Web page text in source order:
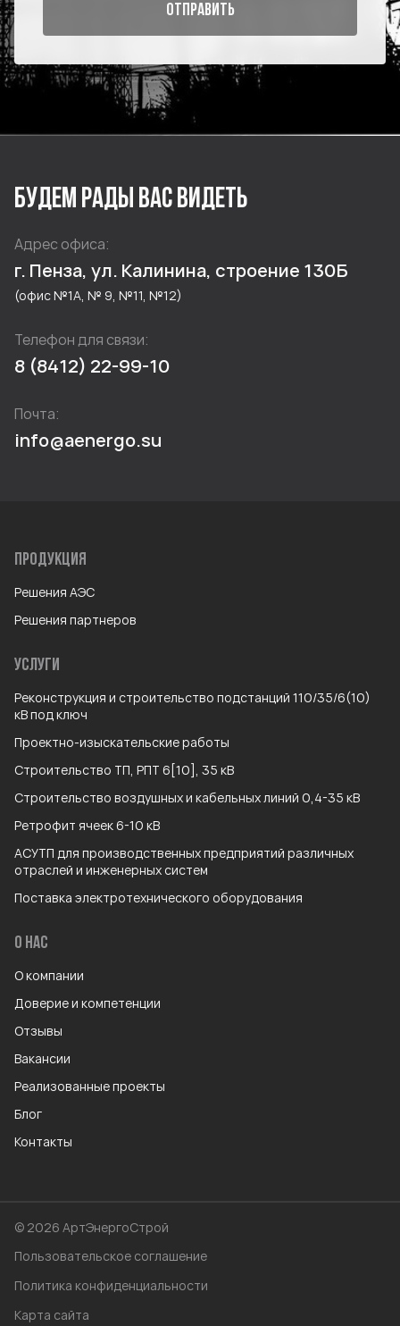
ОТПРАВИТЬ
БУДЕМ РАДЫ ВАС ВИДЕТЬ
Адрес офиса:
г. Пенза, ул. Калинина, строение 130Б
(офис №1А, № 9, №11, №12)
Телефон для связи:
8 (8412) 22-99-10
Почта:
info@aenergo.su
ПРОДУКЦИЯ
Решения АЭС
Решения партнеров
УСЛУГИ
Реконструкция и строительство подстанций 110/35/6(10)
кВ под ключ
Проектно-изыскательские работы
Строительство ТП, РПТ 6[10], 35 кВ
Строительство воздушных и кабельных линий 0,4-35 кВ
Ретрофит ячеек 6-10 кВ
АСУТП для производственных предприятий различных
отраслей и инженерных систем
Поставка электротехнического оборудования
О НАС
О компании
Доверие и компетенции
Отзывы
Вакансии
Реализованные проекты
Блог
Контакты
© 2026 АртЭнергоСтрой
Пользовательское соглашение
Политика конфиденциальности
Карта сайта